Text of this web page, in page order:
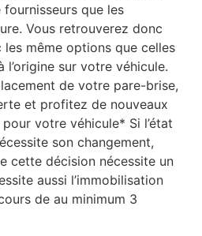
fournisseurs que les
Vous retrouverez donc
même options que celles
l’origine sur votre véhicule.
de votre pare-brise,
et profitez de nouveaux
pour votre véhicule* Si l’état
son changement,
cette décision nécessite un
aussi l’immobilisation
de au minimum 3